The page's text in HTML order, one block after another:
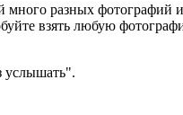
много разных фотографий
взять любую
услышать".